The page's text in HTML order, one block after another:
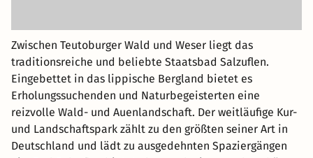
Zwischen Teutoburger Wald und Weser liegt das
traditionsreiche und beliebte Staatsbad Salzuflen.
Eingebettet in das lippische Bergland bietet es
Erholungssuchenden und Naturbegeisterten eine
reizvolle Wald- und Auenlandschaft. Der weitläufige Kur-
und Landschaftspark zählt zu den größten seiner Art in
Deutschland und lädt zu ausgedehnten Spaziergängen